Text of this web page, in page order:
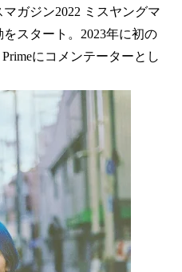
ガジン2022 ミスヤングマ
スタート。2023年に初の
にコメンテーターとし